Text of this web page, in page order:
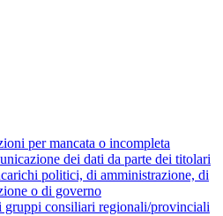
per mancata o incompleta
dei dati da parte dei titolari
politici, di amministrazione, di
o di governo
gruppi consiliari regionali/provinciali